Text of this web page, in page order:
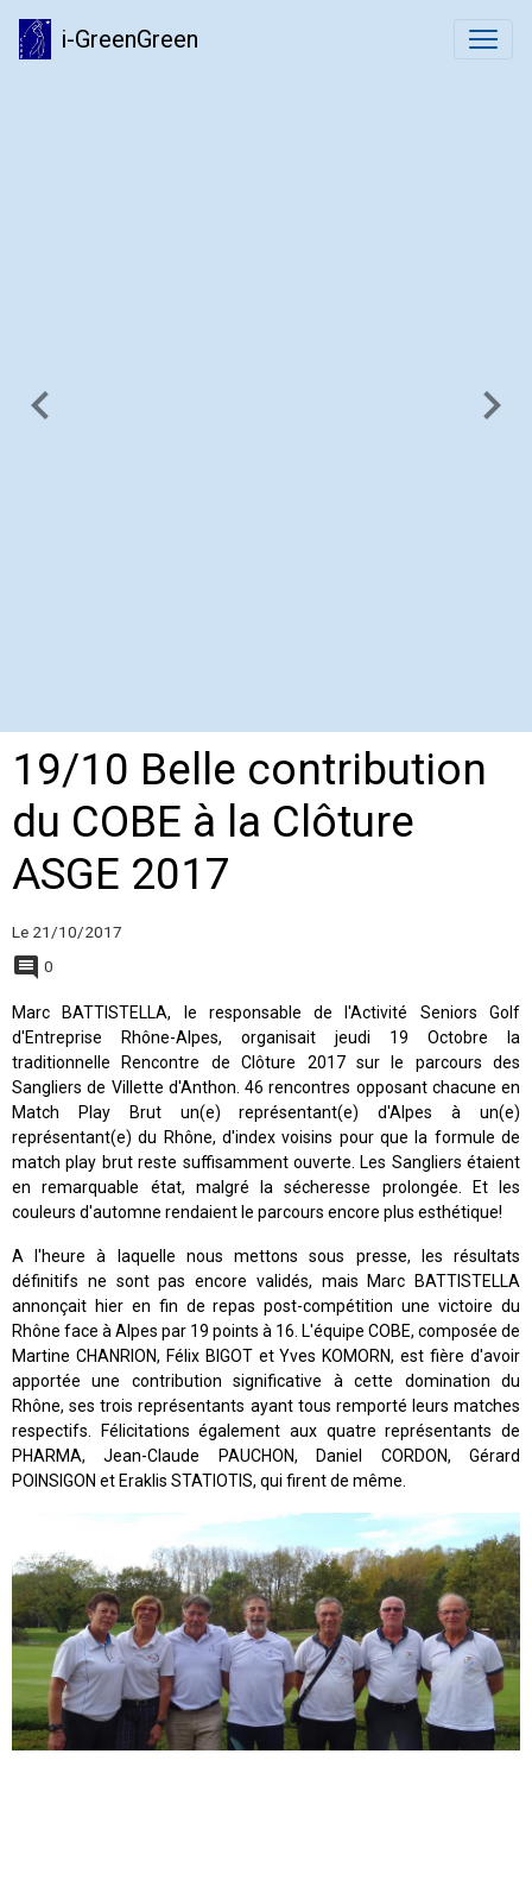
i-GreenGreen
19/10 Belle contribution
du COBE à la Clôture
ASGE 2017
Le 21/10/2017
0
Marc BATTISTELLA, le responsable de l'Activité Seniors Golf
d'Entreprise Rhône-Alpes, organisait jeudi 19 Octobre la
traditionnelle Rencontre de Clôture 2017 sur le parcours des
Sangliers de Villette d'Anthon. 46 rencontres opposant chacune en
Match Play Brut un(e) représentant(e) d'Alpes à un(e)
représentant(e) du Rhône, d'index voisins pour que la formule de
match play brut reste suffisamment ouverte. Les Sangliers étaient
en remarquable état, malgré la sécheresse prolongée. Et les
couleurs d'automne rendaient le parcours encore plus esthétique!
A l'heure à laquelle nous mettons sous presse, les résultats
définitifs ne sont pas encore validés, mais Marc BATTISTELLA
annonçait hier en fin de repas post-compétition une victoire du
Rhône face à Alpes par 19 points à 16. L'équipe COBE, composée de
Martine CHANRION, Félix BIGOT et Yves KOMORN, est fière d'avoir
apportée une contribution significative à cette domination du
Rhône, ses trois représentants ayant tous remporté leurs matches
respectifs. Félicitations également aux quatre représentants de
PHARMA, Jean-Claude PAUCHON, Daniel CORDON, Gérard
POINSIGON et Eraklis STATIOTIS, qui firent de même.